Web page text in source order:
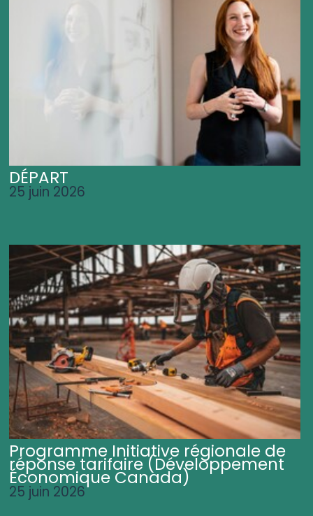
DÉPART
25 juin 2026
Programme Initiative régionale de
réponse tarifaire (Développement
Économique Canada)
25 juin 2026